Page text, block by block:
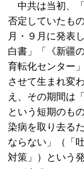
中共は当初、
否定していたも
月・９月に発表
白書」「《新疆
育転化センター
させて生まれ変
え、その期間は
という短期のも
染病を取り去る
ならない」（「
対策」）という